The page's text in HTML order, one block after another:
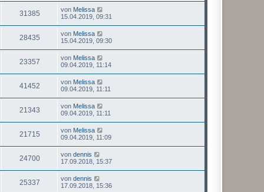
31385 von Melissa
15.04.2019, 09:31
28435 von Melissa
15.04.2019, 09:30
23357 von Melissa
09.04.2019, 11:14
41452 von Melissa
09.04.2019, 11:11
21343 von Melissa
09.04.2019, 11:11
21715 von Melissa
09.04.2019, 11:09
24700 von dennis
17.09.2018, 15:37
25337 von dennis
17.09.2018, 15:36